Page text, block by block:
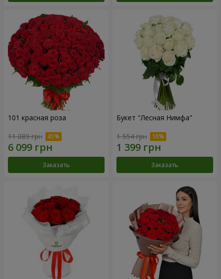
101 красная роза
11 089 грн
Заказать
Букет "Лесная Нимфа"
1 554 грн
Заказать